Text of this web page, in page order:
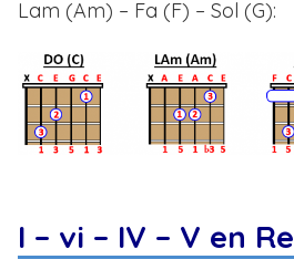
Lam (Am) – Fa (F) – Sol (G):
I – vi – IV – V en Re